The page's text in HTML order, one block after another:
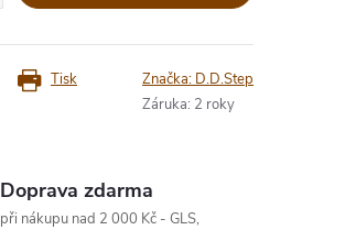
Tisk Značka: D.D.Step
Záruka: 2 roky
Doprava zdarma
při nákupu nad 2 000 Kč - GLS,